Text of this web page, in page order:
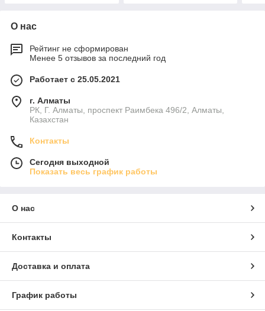
О нас
Рейтинг не сформирован
Менее 5 отзывов за последний год
Работает с 25.05.2021
г. Алматы
РК, Г. Алматы, проспект Раимбека 496/2, Алматы,
Казахстан
Контакты
Сегодня выходной
Показать весь график работы
О нас
Контакты
Доставка и оплата
График работы